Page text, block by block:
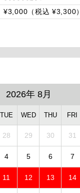
¥3,000（税込 ¥3,300）
2026年 8月
TUE WED THU FRI
28 29 30 31
4 5 6 7
11 12 13 14